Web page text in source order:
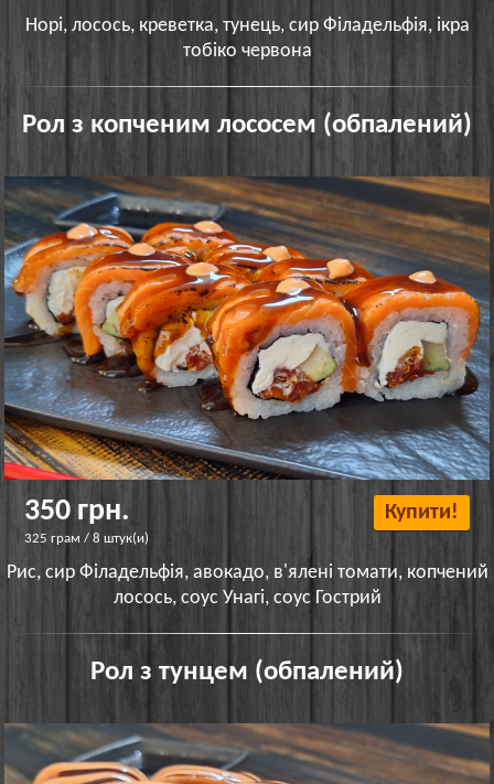
Норі, лосось, креветка, тунець, сир Філадельфія, ікра
тобіко червона
Рол з копченим лососем (обпалений)
350 грн.
325 грам / 8 штук(и)
Купити!
Рис, сир Філадельфія, авокадо, в'ялені томати, копчений
лосось, соус Унагі, соус Гострий
Рол з тунцем (обпалений)